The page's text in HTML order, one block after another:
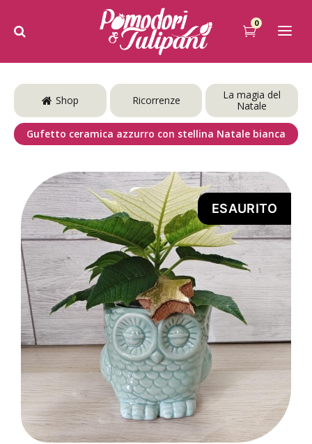
0
Shop Ricorrenze
La magia del
Natale
Gufetto ceramica azzurro con stellina Natale bianca
ESAURITO